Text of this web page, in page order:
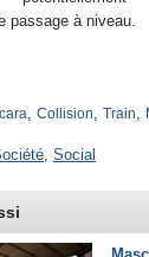
passage à niveau.
Collision Train
Social